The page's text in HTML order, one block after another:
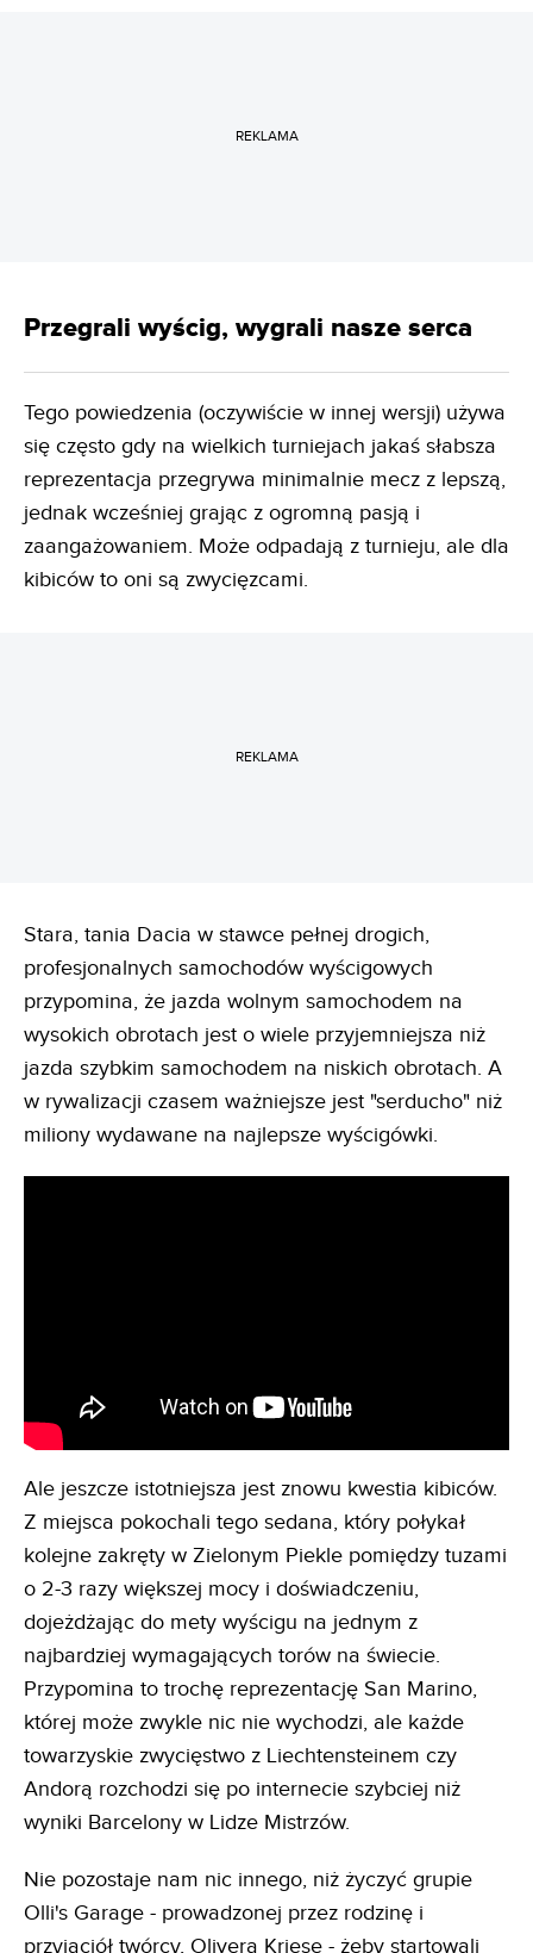
REKLAMA
Przegrali wyścig, wygrali nasze serca
Tego powiedzenia (oczywiście w innej wersji) używa
się często gdy na wielkich turniejach jakaś słabsza
reprezentacja przegrywa minimalnie mecz z lepszą,
jednak wcześniej grając z ogromną pasją i
zaangażowaniem. Może odpadają z turnieju, ale dla
kibiców to oni są zwycięzcami.
REKLAMA
Stara, tania Dacia w stawce pełnej drogich,
profesjonalnych samochodów wyścigowych
przypomina, że jazda wolnym samochodem na
wysokich obrotach jest o wiele przyjemniejsza niż
jazda szybkim samochodem na niskich obrotach. A
w rywalizacji czasem ważniejsze jest "serducho" niż
miliony wydawane na najlepsze wyścigówki.
Ale jeszcze istotniejsza jest znowu kwestia kibiców.
Z miejsca pokochali tego sedana, który połykał
kolejne zakręty w Zielonym Piekle pomiędzy tuzami
o 2-3 razy większej mocy i doświadczeniu,
dojeżdżając do mety wyścigu na jednym z
najbardziej wymagających torów na świecie.
Przypomina to trochę reprezentację San Marino,
której może zwykle nic nie wychodzi, ale każde
towarzyskie zwycięstwo z Liechtensteinem czy
Andorą rozchodzi się po internecie szybciej niż
wyniki Barcelony w Lidze Mistrzów.
Nie pozostaje nam nic innego, niż życzyć grupie
Olli's Garage - prowadzonej przez rodzinę i
przyjaciół twórcy, Olivera Kriese - żeby startowali